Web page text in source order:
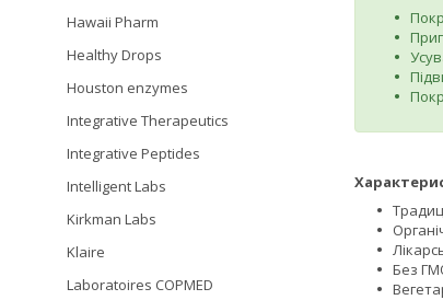
Без
Hawaii Pharm
Healthy Drops
Houston enzymes
Integrative Therapeutics
Integrative Peptides
Intelligent Labs
Kirkman Labs
Klaire
Laboratoires COPMED